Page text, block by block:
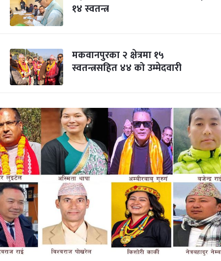
१४ स्वतन्त्र
मकवानपुरका २ क्षेत्रमा १५
स्वतन्त्रसहित ४४ को उम्मेदवारी